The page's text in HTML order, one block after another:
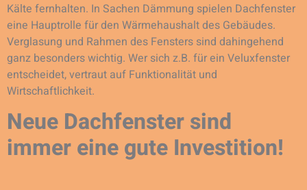
Kälte fernhalten. In Sachen Dämmung spielen Dachfenster
eine Hauptrolle für den Wärmehaushalt des Gebäudes.
Verglasung und Rahmen des Fensters sind dahingehend
ganz besonders wichtig. Wer sich z.B. für ein Veluxfenster
entscheidet, vertraut auf Funktionalität und
Wirtschaftlichkeit.
Neue Dachfenster sind
immer eine gute Investition!